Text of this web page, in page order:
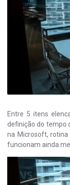
Entre 5 itens
definição do tempo
na Microsoft, rotina
funcionam ainda